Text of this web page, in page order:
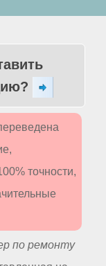
точности,
по ремонту